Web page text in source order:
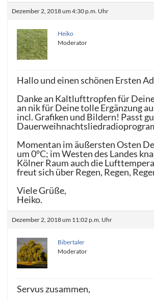
Dezember 2, 2018 um 4:30 p.m. Uhr
Heiko
Moderator
Hallo und einen schönen Ersten
Danke an Kaltlufttropfen für
an nik für Deine tolle Ergänzung
incl. Grafiken und Bildern! Passt
Momentan im äußersten Osten
um 0°C; im Westen des Landes
Kölner Raum auch die
freut sich über Regen, Regen,
Viele Grüße,
Heiko.
Dezember 2, 2018 um 11:02 p.m. Uhr
Bibertaler
Moderator
Servus zusammen,